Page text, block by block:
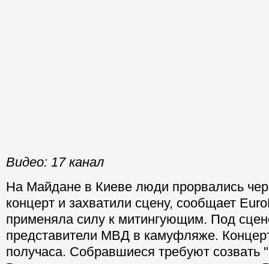
Видео: 17 канал
На Майдане в Киеве люди прорвались
концерт и захватили сцену, сообщает
применяла силу к митингующим. Под
представители МВД в камуфляже.
получаса. Собравшиеся требуют созвать